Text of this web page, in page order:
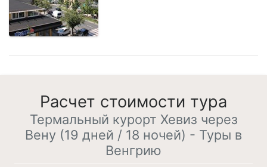
Расчет стоимости тура
Термальный курорт Хевиз через
Вену (19 дней / 18 ночей) - Туры в
Венгрию